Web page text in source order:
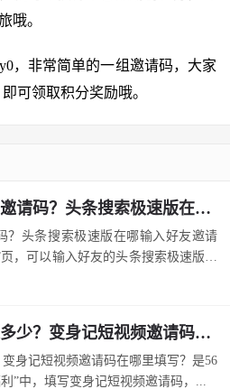
哦。
，非常简单的一组邀请码，大家
可领取积分奖励哦。
头条搜索极速版找不到邀请码？头条搜索极速版在哪输入好友邀请码？
？头条搜索极速版在哪输入好友邀请
，可以输入好友的头条搜索极速版邀
变身记短视频邀请码是多少？变身记短视频邀请码在哪里填写？
身记短视频邀请码在哪里填写？是56
”中，填写变身记短视频邀请码，...